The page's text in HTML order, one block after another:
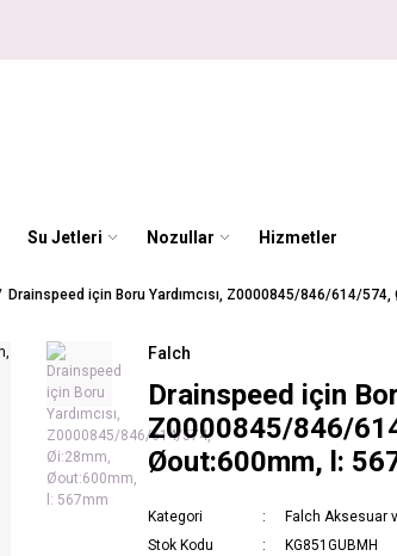
Su Jetleri Nozullar Hizmetler
Drainspeed için Boru Yardımcısı, Z0000845/846/614/
Falch
Drainspeed için
Z0000845/846/
Øout:600mm, l:
Kategori
Falch Aksesuar
Stok Kodu
KG851GUBMH